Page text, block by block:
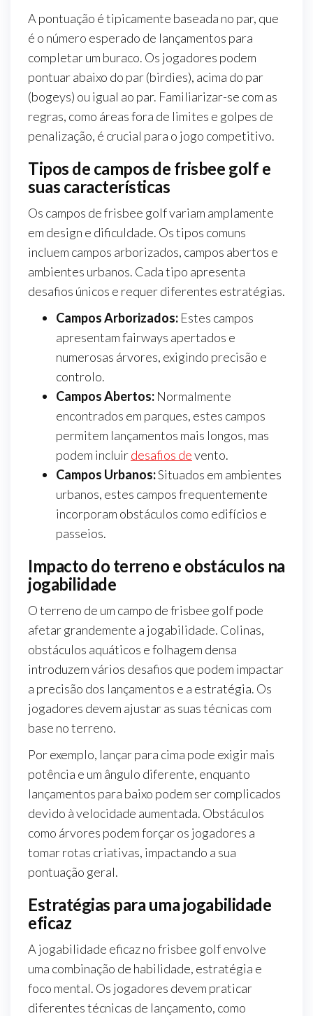
A pontuação é tipicamente baseada no par, que
é o número esperado de lançamentos para
completar um buraco. Os jogadores podem
pontuar abaixo do par (birdies), acima do par
(bogeys) ou igual ao par. Familiarizar-se com as
regras, como áreas fora de limites e golpes de
penalização, é crucial para o jogo competitivo.
Tipos de campos de frisbee golf e
suas características
Os campos de frisbee golf variam amplamente
em design e dificuldade. Os tipos comuns
incluem campos arborizados, campos abertos e
ambientes urbanos. Cada tipo apresenta
desafios únicos e requer diferentes estratégias.
Campos Arborizados: Estes campos
apresentam fairways apertados e
numerosas árvores, exigindo precisão e
controlo.
Campos Abertos: Normalmente
encontrados em parques, estes campos
permitem lançamentos mais longos, mas
podem incluirdesafios devento.
Campos Urbanos:Situados em ambientes
urbanos, estes campos frequentemente
incorporam obstáculos como edifícios e
passeios.
Impacto do terreno e obstáculos na
jogabilidade
O terreno de um campo de frisbee golf pode
afetar grandemente a jogabilidade. Colinas,
obstáculos aquáticos e folhagem densa
introduzem vários desafios que podem impactar
a precisão dos lançamentos e a estratégia. Os
jogadores devem ajustar as suas técnicas com
base no terreno.
Por exemplo, lançar para cima pode exigir mais
potência e um ângulo diferente, enquanto
lançamentos para baixo podem ser complicados
devido à velocidade aumentada. Obstáculos
como árvores podem forçar os jogadores a
tomar rotas criativas, impactando a sua
pontuação geral.
Estratégias para uma jogabilidade
eficaz
A jogabilidade eficaz no frisbee golf envolve
uma combinação de habilidade, estratégia e
foco mental. Os jogadores devem praticar
diferentes técnicas de lançamento, como